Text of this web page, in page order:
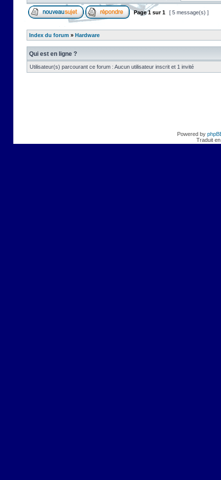
Page1 sur1 [ 5 message(s) ]
Index du forum » Hardware
Qui est en ligne ?
Utilisateur(s) parcourant ce forum : Aucun utilisateur inscrit et 1 invité
Powered by
Traduit